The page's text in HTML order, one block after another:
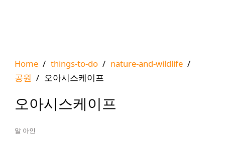
Home / things-to-do / nature-and-wildlife /
공원 / 오아시스케이프
오아시스케이프
알 아인